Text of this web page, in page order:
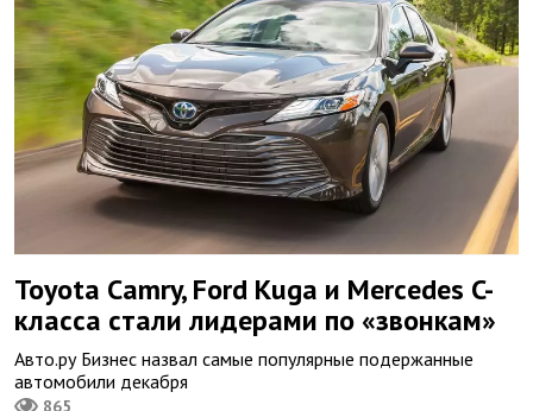
Toyota Camry, Ford Kuga и Mercedes C-
класса стали лидерами по «звонкам»
Авто.ру Бизнес назвал самые популярные подержанные
автомобили декабря
865